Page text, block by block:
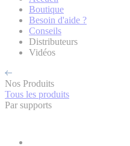
Boutique
Besoin d'aide ?
Conseils
Distributeurs
Vidéos
Nos Produits
Tous les produits
Par supports